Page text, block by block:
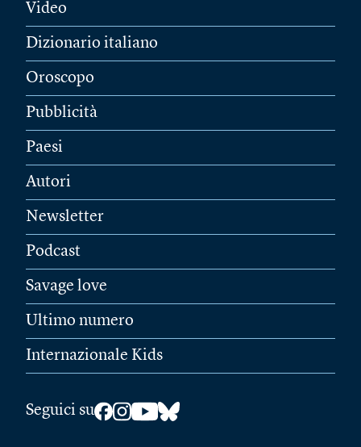
Video
Dizionario italiano
Oroscopo
Pubblicità
Paesi
Autori
Newsletter
Podcast
Savage love
Ultimo numero
Internazionale Kids
Seguici su